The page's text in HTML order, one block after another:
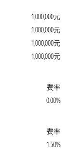
1,000,000元
1,000,000元
1,000,000元
1,000,000元
费率
0.00%
费率
1.50%